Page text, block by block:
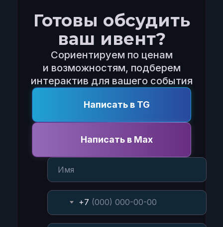
Готовы обсудить
ваш ивент?
Сориентируем по ценам
и возможностям, подберем
интерактив для вашего события
Написать в TG
Написать в Max
+7